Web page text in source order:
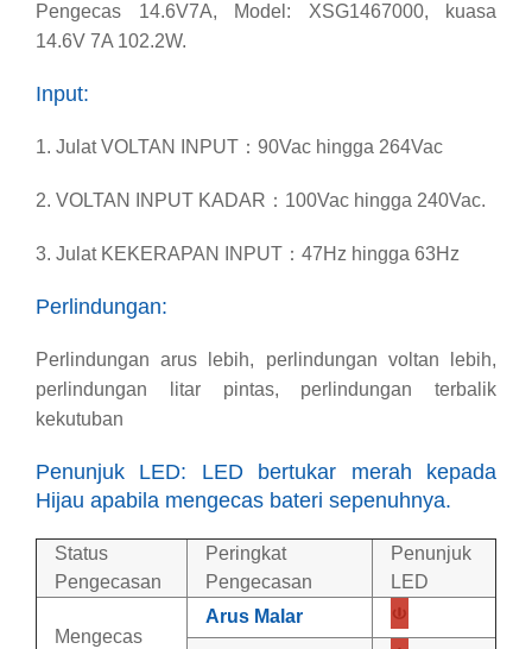
Pengecas 14.6V7A, Model: XSG1467000, kuasa
14.6V 7A 102.2W.
Input:
1. Julat VOLTAN INPUT：90Vac hingga 264Vac
2. VOLTAN INPUT KADAR：100Vac hingga 240Vac.
3. Julat KEKERAPAN INPUT：47Hz hingga 63Hz
Perlindungan:
Perlindungan arus lebih, perlindungan voltan lebih,
perlindungan litar pintas, perlindungan terbalik
kekutuban
Penunjuk LED: LED bertukar merah kepada
Hijau apabila mengecas bateri sepenuhnya.
Status
Pengecasan
Peringkat
Pengecasan
Penunjuk
LED
Mengecas
Arus Malar